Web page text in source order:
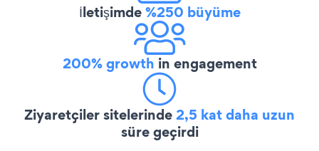
İletişimde%250 büyüme
200% growth in engagement
Ziyaretçiler sitelerinde2,5 kat daha uzun
süre geçirdi